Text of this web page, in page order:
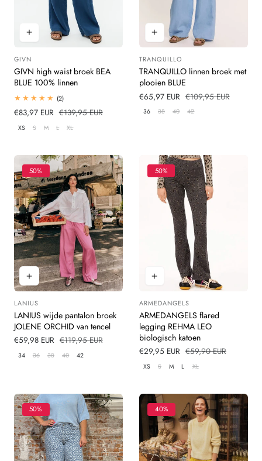
Leverancier:
GIVN
GIVN high waist broek BEA
BLUE 100% linnen
(2)2
beoordelingen
Verkoopprijs
€83,97 EUR Normale
prijs
€139,95 EUR
XS S M L XL
Leverancier:
TRANQUILLO
TRANQUILLO linnen broek met
plooien BLUE
Verkoopprijs
€65,97 EUR Normale
prijs
€109,95 EUR
36 38 40 42
50%
Leverancier:
LANIUS
LANIUS wijde pantalon broek
JOLENE ORCHID van tencel
Verkoopprijs
€59,98 EUR Normale
prijs
€119,95 EUR
34 36 38 40 42
50%
Leverancier:
ARMEDANGELS
ARMEDANGELS flared
legging REHMA LEO
biologisch katoen
Verkoopprijs
€29,95 EUR Normale
prijs
€59,90 EUR
XS S M L XL
50% 40%